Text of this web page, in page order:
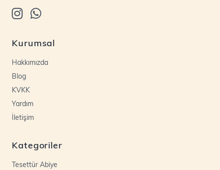
Kurumsal
Hakkımızda
Blog
KVKK
Yardım
İletişim
Kategoriler
Tesettür Abiye